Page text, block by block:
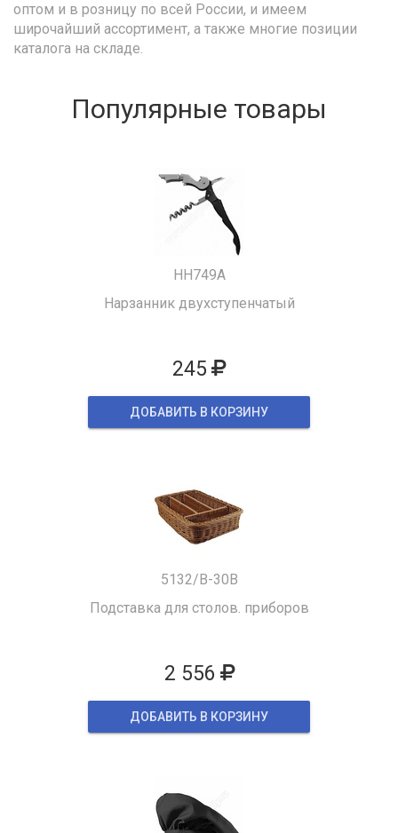
оптом и в розницу по всей России, и имеем
широчайший ассортимент, а также многие позиции
каталога на складе.
Популярные товары
HH749A
Нарзанник двухступенчатый
245
ДОБАВИТЬ В КОРЗИНУ
5132/B-30B
Подставка для столов. приборов
2 556
ДОБАВИТЬ В КОРЗИНУ